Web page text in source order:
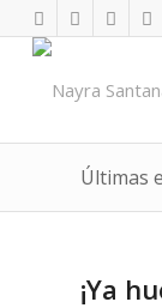
Últimas
¡Ya